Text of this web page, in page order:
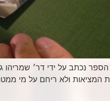
הארוכים״ הוא ספר שהוצאתי ב7 עותקים.
המציאות ולא ריחם על מי